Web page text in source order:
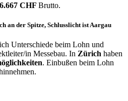
6.667 CHF Brutto.
an der Spitze, Schlusslicht ist Aargau
Unterschiede beim Lohn und
in Messebau. In Zürich haben
. Einbußen beim Lohn